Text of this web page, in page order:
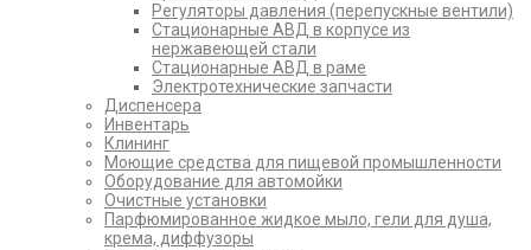
Регуляторы давления (перепускные вентили)
Стационарные АВД в корпусе из
нержавеющей стали
Стационарные АВД в раме
Электротехнические запчасти
Диспенсера
Инвентарь
Клининг
Моющие средства для пищевой промышленности
Оборудование для автомойки
Очистные установки
Парфюмированное жидкое мыло, гели для душа,
крема, диффузоры